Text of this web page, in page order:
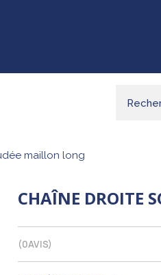
maillon long
CHAÎNE DROITE
(0AVIS)